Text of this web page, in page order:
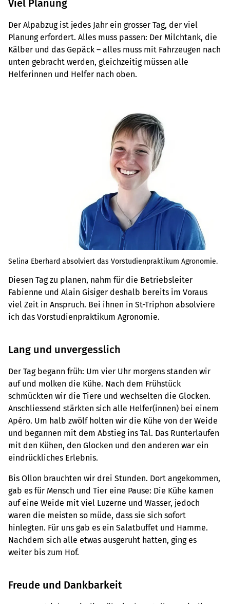
Viel Planung
Der Alpabzug ist jedes Jahr ein grosser Tag, der viel
Planung erfordert. Alles muss passen: Der Milchtank, die
Kälber und das Gepäck – alles muss mit Fahrzeugen nach
unten gebracht werden, gleichzeitig müssen alle
Helferinnen und Helfer nach oben.
Selina Eberhard absolviert das Vorstudienpraktikum Agronomie.
Diesen Tag zu planen, nahm für die Betriebsleiter
Fabienne und Alain Gisiger deshalb bereits im Voraus
viel Zeit in Anspruch. Bei ihnen in St-Triphon absolviere
ich das Vorstudienpraktikum Agronomie.
Lang und unvergesslich
Der Tag begann früh: Um vier Uhr morgens standen wir
auf und molken die Kühe. Nach dem Frühstück
schmückten wir die Tiere und wechselten die Glocken.
Anschliessend stärkten sich alle Helfer(innen) bei einem
Apéro. Um halb zwölf holten wir die Kühe von der Weide
und begannen mit dem Abstieg ins Tal. Das Runterlaufen
mit den Kühen, den Glocken und den anderen war ein
eindrückliches Erlebnis.
Bis Ollon brauchten wir drei Stunden. Dort angekommen,
gab es für Mensch und Tier eine Pause: Die Kühe kamen
auf eine Weide mit viel Luzerne und Wasser, jedoch
waren die meisten so müde, dass sie sich sofort
hinlegten. Für uns gab es ein Salatbuffet und Hamme.
Nachdem sich alle etwas ausgeruht hatten, ging es
weiter bis zum Hof.
Freude und Dankbarkeit